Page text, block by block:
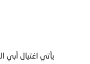
يأتي اغتيال أبي